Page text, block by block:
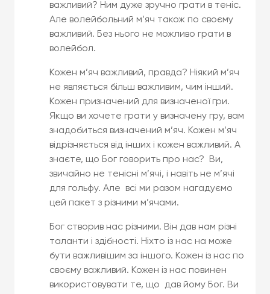
важливий? Ним дуже зручно грати в теніс.
Але волейбольний м’яч також по своєму
важливий. Без нього не можливо грати в
волейбол.
Кожен м’яч важливий, правда? Ніякий м’яч
не являється більш важливим, чим інший.
Кожен призначений для визначеної гри.
Якщо ви хочете грати у визначену гру, вам
знадобиться визначений м’яч. Кожен м’яч
відрізняється від інших і кожен важливий. А
знаєте, що Бог говорить про нас? Ви,
звичайно не тенісні м’ячі, і навіть не м’ячі
для гольфу. Але всі ми разом нагадуємо
цей пакет з різними м’ячами.
Бог створив нас різними. Він дав нам різні
таланти і здібності. Ніхто із нас на може
бути важливішим за іншого. Кожен із нас по
своєму важливий. Кожен із нас повинен
використовувати те, що дав йому Бог. Ви